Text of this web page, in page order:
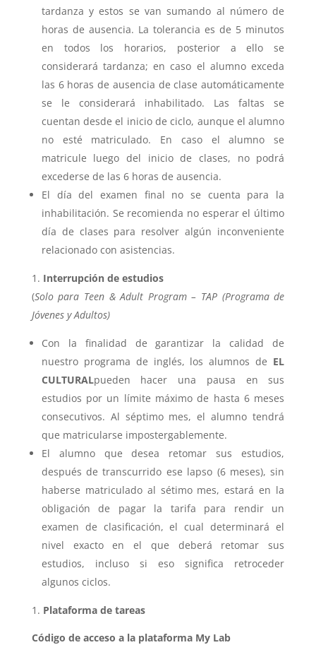
tardanza y estos se van sumando al número de
horas de ausencia. La tolerancia es de 5 minutos
en todos los horarios, posterior a ello se
considerará tardanza; en caso el alumno exceda
las 6 horas de ausencia de clase automáticamente
se le considerará inhabilitado. Las faltas se
cuentan desde el inicio de ciclo, aunque el alumno
no esté matriculado. En caso el alumno se
matricule luego del inicio de clases, no podrá
excederse de las 6 horas de ausencia.
El día del examen final no se cuenta para la
inhabilitación. Se recomienda no esperar el último
día de clases para resolver algún inconveniente
relacionado con asistencias.
Interrupción de estudios
(Solo para Teen & Adult Program – TAP (Programa de
Jóvenes y Adultos)
Con la finalidad de garantizar la calidad de
nuestro programa de inglés, los alumnos de EL
CULTURALpueden hacer una pausa en sus
estudios por un límite máximo de hasta 6 meses
consecutivos. Al séptimo mes, el alumno tendrá
que matricularse impostergablemente.
El alumno que desea retomar sus estudios,
después de transcurrido ese lapso (6 meses), sin
haberse matriculado al sétimo mes, estará en la
obligación de pagar la tarifa para rendir un
examen de clasificación, el cual determinará el
nivel exacto en el que deberá retomar sus
estudios, incluso si eso significa retroceder
algunos ciclos.
Plataforma de tareas
Código de acceso a la plataforma My Lab